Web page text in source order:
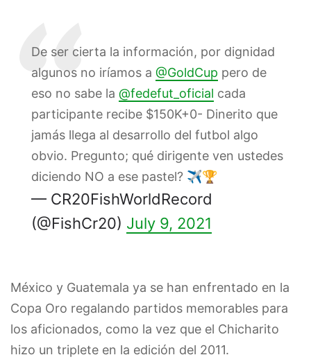
De ser cierta la información, por dignidad
algunos no iríamos a @GoldCup pero de
eso no sabe la @fedefut_oficial cada
participante recibe $150K+0- Dinerito que
jamás llega al desarrollo del futbol algo
obvio. Pregunto; qué dirigente ven ustedes
diciendo NO a ese pastel? ✈️🏆
— CR20FishWorldRecord
(@FishCr20) July 9, 2021
México y Guatemala ya se han enfrentado en la
Copa Oro regalando partidos memorables para
los aficionados, como la vez que el Chicharito
hizo un triplete en la edición del 2011.